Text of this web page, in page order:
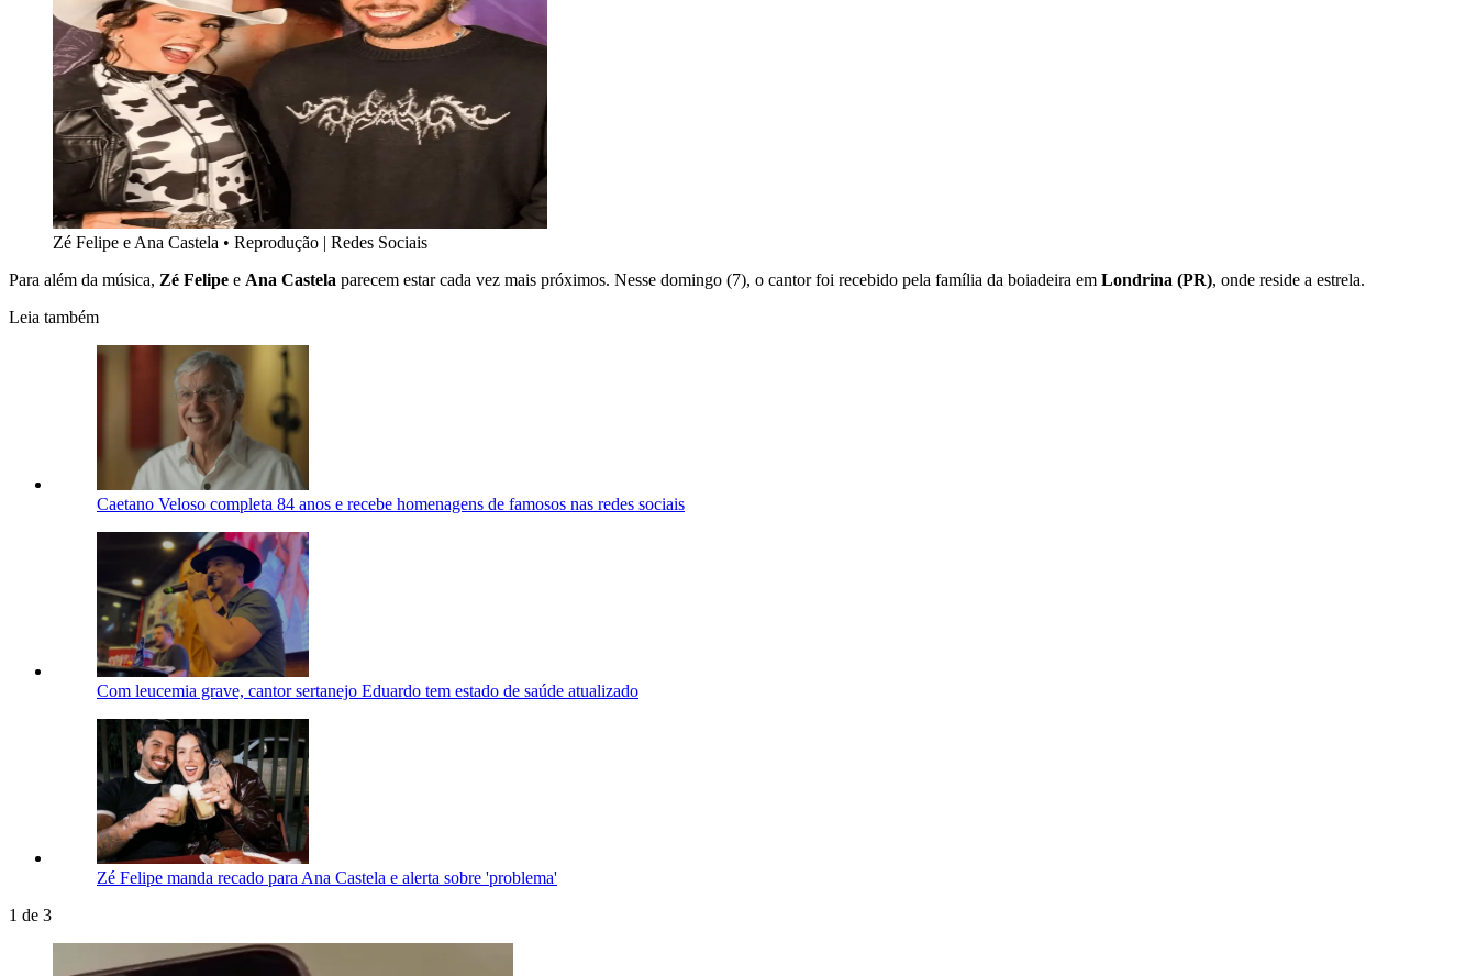
Zé Felipe e Ana Castela • Reprodução | Redes Sociais
Para além da música, Zé Felipe e Ana Castela parecem estar cada vez mais próximos. Nesse domingo (7), o cantor foi recebido pela família da boiadeira em Londrina (PR), onde reside a estrela.
Leia também
Caetano Veloso completa 84 anos e recebe homenagens de famosos nas redes sociais
Com leucemia grave, cantor sertanejo Eduardo tem estado de saúde atualizado
Zé Felipe manda recado para Ana Castela e alerta sobre 'problema'
1 de 3